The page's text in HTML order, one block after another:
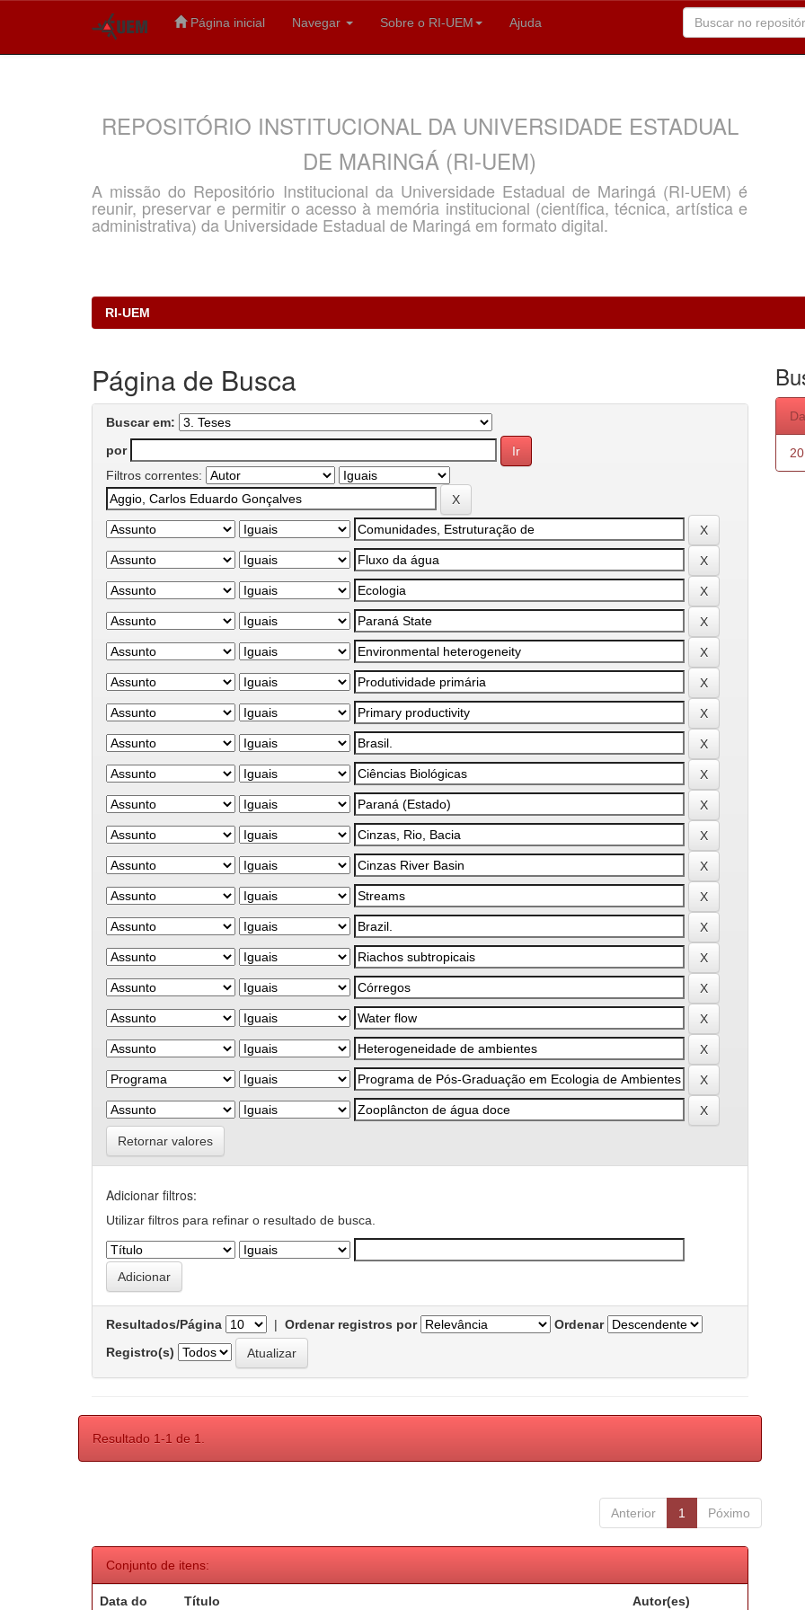
Página inicial Navegar Sobre o RI-UEM Ajuda
REPOSITÓRIO INSTITUCIONAL DA UNIVERSIDADE ESTADUAL
DE MARINGÁ (RI-UEM)
A missão do Repositório Institucional da Universidade Estadual de Maringá (RI-UEM) é
reunir, preservar e permitir o acesso à memória institucional (científica, técnica, artística e
administrativa) da Universidade Estadual de Maringá em formato digital.
RI-UEM
Página de Busca
Buscar em:
por
Filtros correntes:
Retornar valores
Adicionar filtros:
Utilizar filtros para refinar o resultado de busca.
Resultados/Página | Ordenar registros por
Ordenar
Registro(s)
Resultado 1-1 de 1.
Anterior 1 Póximo
Conjunto de itens:
Data do Título Autor(es)